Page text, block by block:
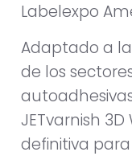
Labelexpo
Adaptado a
de los
JETvarnish
definitiva